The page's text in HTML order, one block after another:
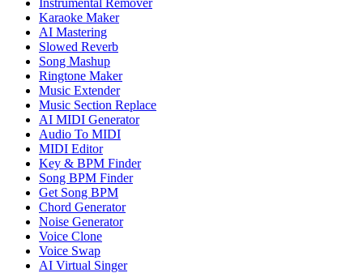
Karaoke Maker
AI Mastering
Slowed Reverb
Song Mashup
Ringtone Maker
Music Extender
Music Section Replace
AI MIDI Generator
Audio To MIDI
MIDI Editor
Key & BPM Finder
Song BPM Finder
Get Song BPM
Chord Generator
Noise Generator
Voice Clone
Voice Swap
AI Virtual Singer